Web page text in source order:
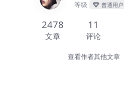
等级 普通用户
2478
文章
11
评论
查看作者其他文章